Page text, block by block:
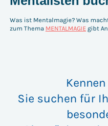
Was ist Mentalmagie? Was
zum Thema MENTALMAGIE gibt
Sie suchen für